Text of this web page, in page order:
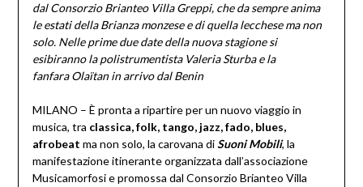
dal Consorzio Brianteo Villa Greppi, che da sempre anima
le estati della Brianza monzesee di quella lecchese ma non
solo. Nelle prime due date della nuova stagione si
esibirannola polistrumentista Valeria Sturba e la
fanfaraOlaïtanin arrivo dal Benin
MILANO – È pronta a ripartire per un nuovo viaggio in
musica, tra classica, folk, tango, jazz, fado, blues,
afrobeat ma non solo, la carovana diSuoni Mobili, la
manifestazione itinerante organizzata dall’associazione
Musicamorfosi e promossa dal Consorzio Brianteo Villa